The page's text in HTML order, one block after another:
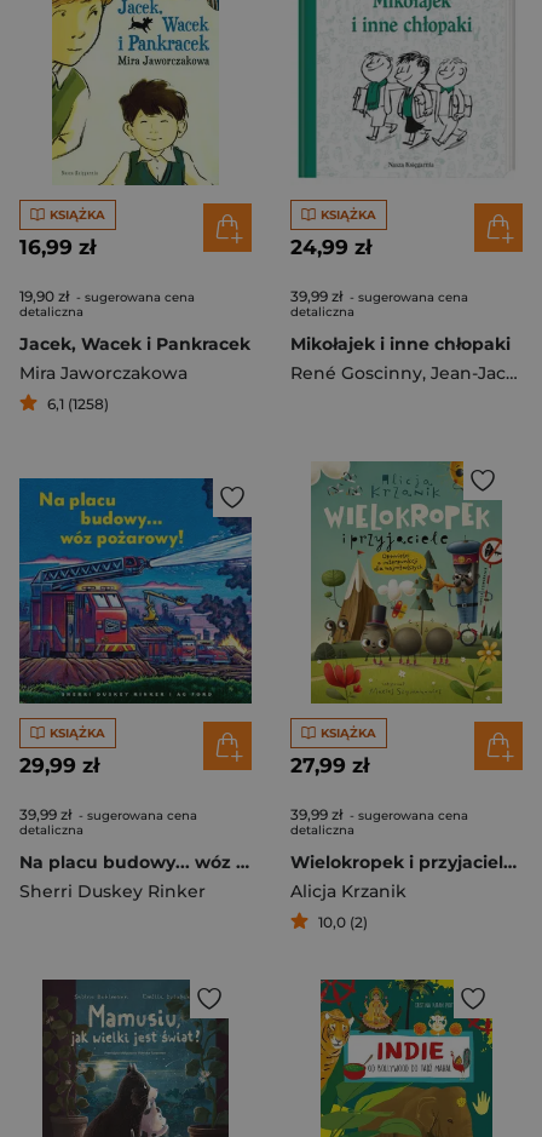
KSIĄŻKA
16,99 zł
19,90 zł - sugerowana cena
detaliczna
Jacek, Wacek i Pankracek
Mira Jaworczakowa
6,1 (1258)
KSIĄŻKA
24,99 zł
39,99 zł - sugerowana cena
detaliczna
Mikołajek i inne chłopaki
René Goscinny, Jean-Jacques Sempé
KSIĄŻKA
29,99 zł
39,99 zł - sugerowana cena
detaliczna
Na placu budowy... wóz pożarowy!
Sherri Duskey Rinker
KSIĄŻKA
27,99 zł
39,99 zł - sugerowana cena
detaliczna
Wielokropek i przyjaciele. Opowieści o interpunkcji dla najmłodszych
Alicja Krzanik
10,0 (2)